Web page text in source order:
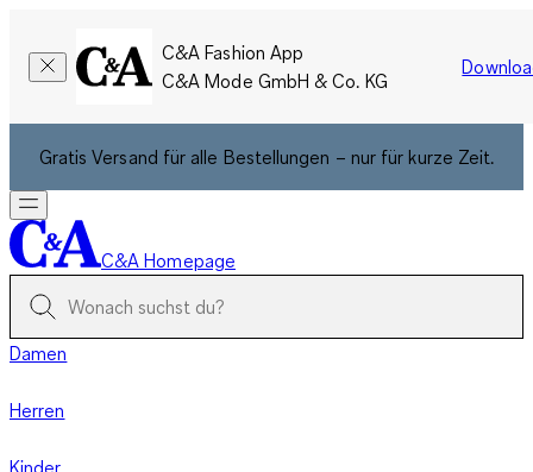
C&A Fashion App
C&A Mode GmbH & Co. KG
Gratis Versand für alle Bestellungen – nur für kurze Zeit.
C&A Homepage
Damen
Herren
Kinder